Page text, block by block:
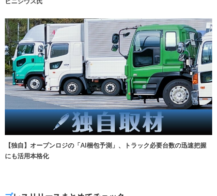
【独自】オープンロジの「AI梱包予測」、トラック必要台数の迅速把握
にも活用本格化